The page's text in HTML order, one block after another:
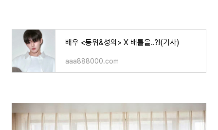
배우 <등위&성의> X 배틀을..?!(기사)
aaa888000.com